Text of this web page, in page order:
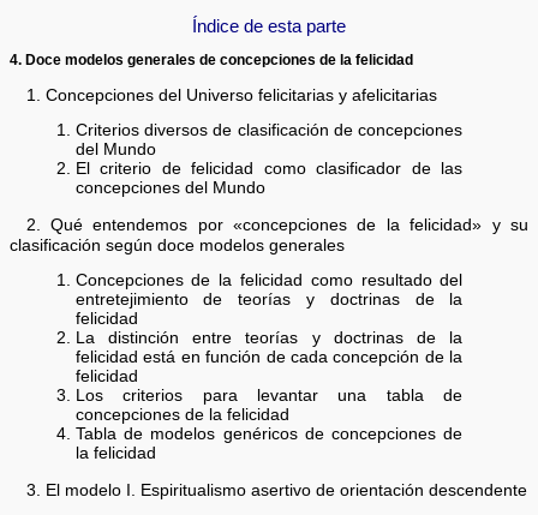
Índice de esta parte
4. Doce modelos generales de concepciones de la felicidad
1. Concepciones del Universo felicitarias y afelicitarias
Criterios diversos de clasificación de concepciones
del Mundo
El criterio de felicidad como clasificador de las
concepciones del Mundo
2. Qué entendemos por «concepciones de la felicidad» y su
clasificación según doce modelos generales
Concepciones de la felicidad como resultado del
entretejimiento de teorías y doctrinas de la
felicidad
La distinción entre teorías y doctrinas de la
felicidad está en función de cada concepción de la
felicidad
Los criterios para levantar una tabla de
concepciones de la felicidad
Tabla de modelos genéricos de concepciones de
la felicidad
3. El modelo I. Espiritualismo asertivo de orientación descendente